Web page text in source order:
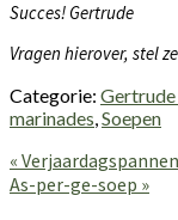
Succes! Gertrude
Vragen hierover, stel
Categorie:
marinades,Soepen
Vorig
bericht:
«
Volgend
As-per-ge-soep »